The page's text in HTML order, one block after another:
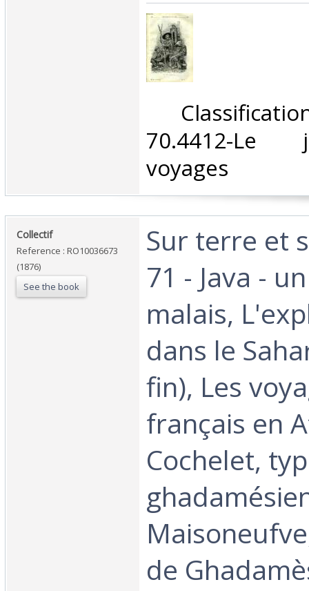
70.4412-
voyages‎
‎Collectif‎
Reference : RO10036673
(1876)
See the book
‎Sur terre et
71 - Java -
malais,
dans le
fin), Les
français en
Cochelet,
de